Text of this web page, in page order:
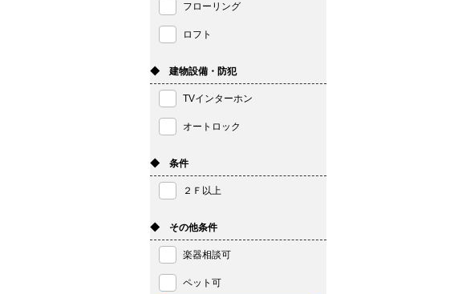
フローリング
ロフト
◆ 建物設備・防犯
TVインターホン
オートロック
◆ 条件
２Ｆ以上
◆ その他条件
楽器相談可
ペット可